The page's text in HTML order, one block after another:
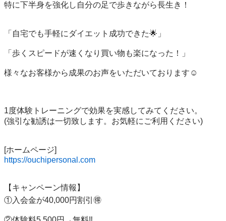
特に下半身を強化し自分の足で歩きながら長生き！
「自宅でも手軽にダイエット成功できた🌟」
「歩くスピードが速くなり買い物も楽になった！」
様々なお客様から成果のお声をいただいております☺️
1度体験トレーニングで効果を実感してみてください。
(強引な勧誘は一切致します。お気軽にご利用ください)
https://ouchipersonal.com
【キャンペーン情報】
①入会金が40,000円割引🉐